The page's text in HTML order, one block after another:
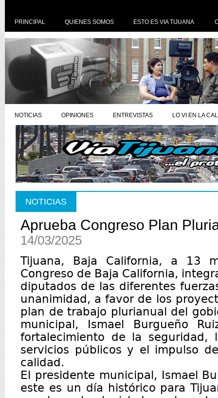
PRINCIPAL QUIENES SOMOS ESTO ES VIA TIJUANA
NOTICIAS OPINIONES ENTREVISTAS LO VI EN LA
NOTICIAS
Aprueba Congreso Plan
14/03/2025
Tijuana, Baja California, a 13
Congreso de Baja California,
diputados de las diferentes
unanimidad, a favor de los
plan de trabajo plurianual del
municipal, Ismael Burgueño
fortalecimiento de la seguridad,
servicios públicos y el impulso
calidad.
El presidente municipal, Ismael
este es un día histórico para